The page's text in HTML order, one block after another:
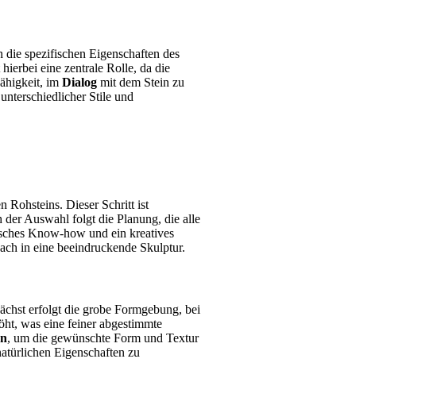
spezifischen Eigenschaften des
hierbei eine zentrale Rolle, da die
im Dialog mit dem Stein zu
Stile und
Rohsteins. Dieser Schritt ist
der Auswahl folgt die Planung, die alle
Know-how und ein kreatives
in eine beeindruckende Skulptur.
erfolgt die grobe Formgebung, bei
was eine feiner abgestimmte
, um die gewünschte Form und Textur
Eigenschaften zu